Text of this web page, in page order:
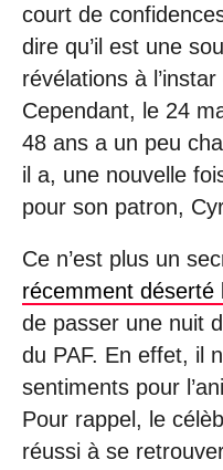
court de
dire qu’il est une
révélations à
Cependant, le 24
48 ans a un peu
il a, une nouvelle
pour son patron,
Ce n’est plus un
récemment déserté
de passer une nuit
du PAF. En effet, il
sentiments pour
Pour rappel, le
réussi à se